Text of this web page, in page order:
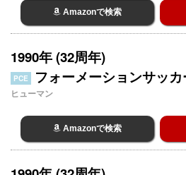
Amazonで検索
1990年 (32周年)
PCE フォーメーションサッカ
ヒューマン
Amazonで検索